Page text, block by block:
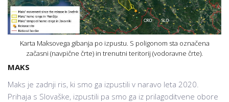
Karta Maksovega gibanja po izpustu. S poligonom sta označena
začasni (navpične črte) in trenutni teritorij (vodoravne črte).
MAKS
Maks je zadnji ris, ki smo ga izpustili v naravo leta 2020.
Prihaja s Slovaške, izpustili pa smo ga iz prilagoditvene obore